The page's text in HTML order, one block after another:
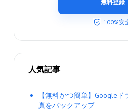
無料登録
100%安
人気記事
【無料かつ簡単】Google
真をバックアップ